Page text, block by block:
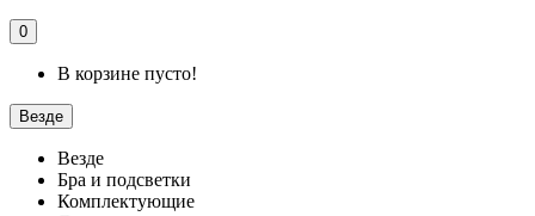
0
В корзине пусто!
Везде
Везде
Бра и подсветки
Комплектующие